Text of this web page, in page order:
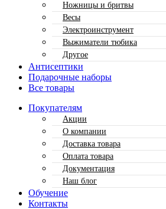
Ножницы и бритвы
Весы
Электроинструмент
Выжиматели тюбика
Другое
Антисептики
Подарочные наборы
Все товары
Покупателям
Акции
О компании
Доставка товара
Оплата товара
Документация
Наш блог
Обучение
Контакты